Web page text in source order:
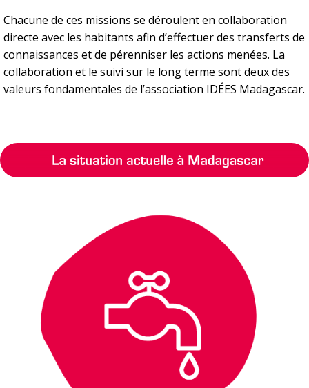
Chacune de ces missions se déroulent en collaboration
directe avec les habitants afin d’effectuer des transferts de
connaissances et de pérenniser les actions menées. La
collaboration et le suivi sur le long terme sont deux des
valeurs fondamentales de l’association IDÉES Madagascar.